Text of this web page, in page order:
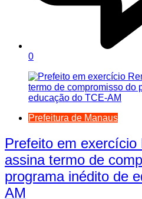
0
Prefeitura de Manaus
Prefeito em exercício
assina termo de
programa inédito de
AM